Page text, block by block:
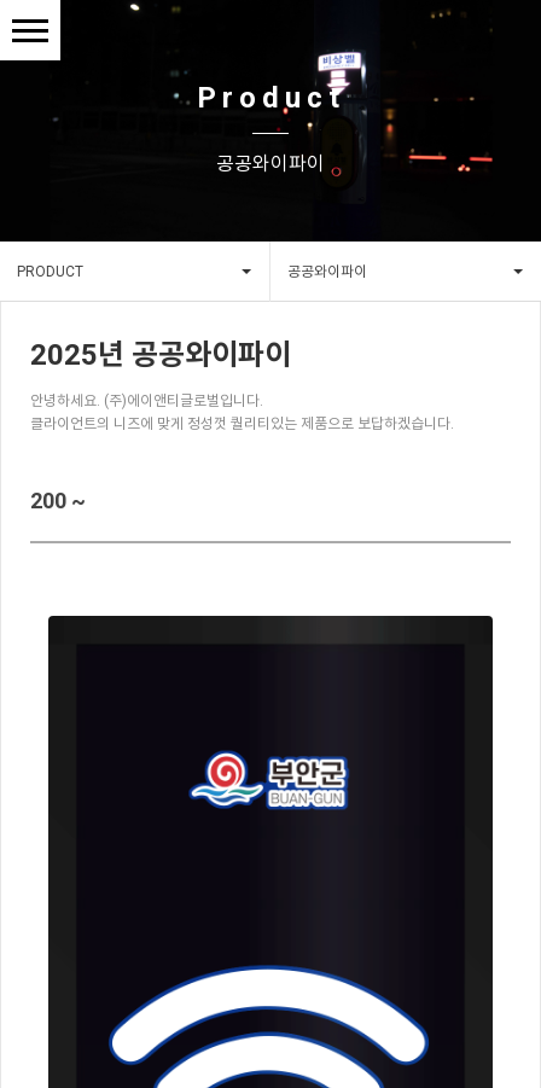
Product
공공와이파이
PRODUCT 공공와이파이
2025년 공공와이파이
안녕하세요. (주)에이앤티글로벌입니다.
클라이언트의 니즈에 맞게 정성껏 퀄리티있는 제품으로 보답하겠습니다.
200 ~